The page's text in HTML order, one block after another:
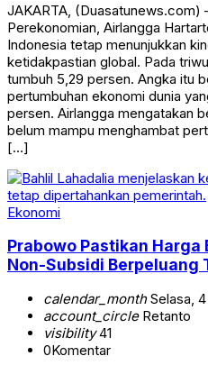
JAKARTA, (Duasatunews.com)
Perekonomian, Airlangga
Indonesia tetap menunjukkan
ketidakpastian global. Pada
tumbuh 5,29 persen. Angka itu
pertumbuhan ekonomi dunia
persen. Airlangga mengatakan
belum mampu menghambat
[…]
Ekonomi
Prabowo Pastikan Harga
Non-Subsidi Berpeluang
calendar_monthSelasa,
account_circleRetanto
visibility41
0Komentar